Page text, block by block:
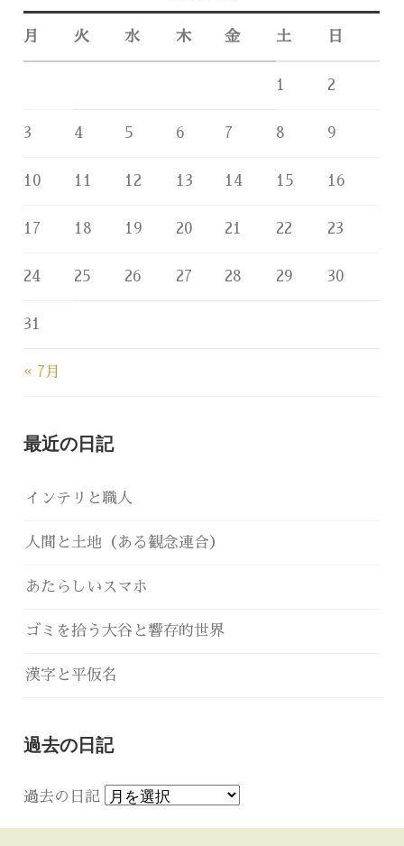
月 火 水 木 金 土 日
« 7月
1 2
3 4 5 6 7 8 9
10 11 12 13 14 15 16
17 18 19 20 21 22 23
24 25 26 27 28 29 30
31
最近の日記
インテリと職人
人間と土地（ある観念連合）
あたらしいスマホ
ゴミを拾う大谷と響存的世界
漢字と平仮名
過去の日記
過去の日記